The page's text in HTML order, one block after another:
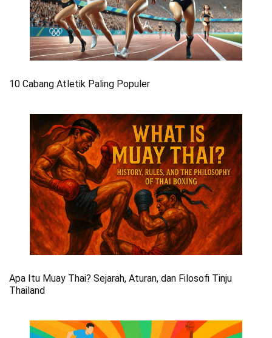
10 Cabang Atletik Paling Populer
Apa Itu Muay Thai? Sejarah, Aturan, dan Filosofi Tinju
Thailand